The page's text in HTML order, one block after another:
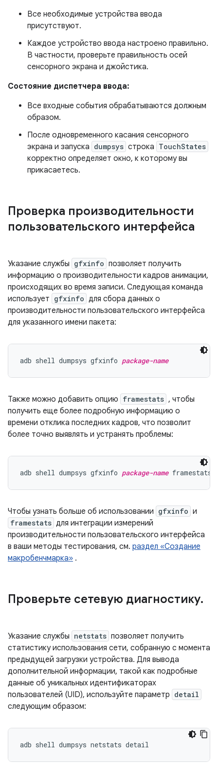
Все необходимые устройства ввода
присутствуют.
Каждое устройство ввода настроено правильно.
В частности, проверьте правильность осей
сенсорного экрана и джойстика.
Состояние диспетчера ввода:
Все входные события обрабатываются должным
образом.
После одновременного касания сенсорного
экрана и запуска dumpsys строка TouchStates
корректно определяет окно, к которому вы
прикасаетесь.
Проверка производительности
пользовательского интерфейса
Указание службы gfxinfo позволяет получить
информацию о производительности кадров анимации,
происходящих во время записи. Следующая команда
использует gfxinfo для сбора данных о
производительности пользовательского интерфейса
для указанного имени пакета:
adb shell dumpsys gfxinfo package-name
Также можно добавить опцию framestats , чтобы
получить еще более подробную информацию о
времени отклика последних кадров, что позволит
более точно выявлять и устранять проблемы:
adb shell dumpsys gfxinfo package-name
Чтобы узнать больше об использовании gfxinfo и
framestats для интеграции измерений
производительности пользовательского интерфейса
в ваши методы тестирования, см. раздел «Создание
макробенчмарка» .
Проверьте сетевую диагностику.
Указание службы netstats позволяет получить
статистику использования сети, собранную с момента
предыдущей загрузки устройства. Для вывода
дополнительной информации, такой как подробные
данные об уникальных идентификаторах
пользователей (UID), используйте параметр detail
следующим образом: